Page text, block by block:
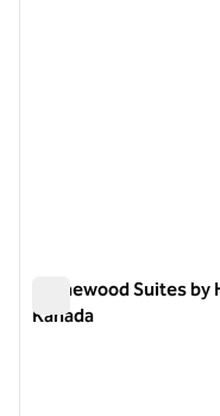
Homewood Suites
Kanada